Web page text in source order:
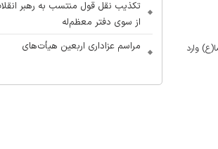
وارد
تکذیب نقل قول منتسب به رهبر
از سوی دفتر معظم‌له
مراسم عزاداری اربعین هیأت‌های